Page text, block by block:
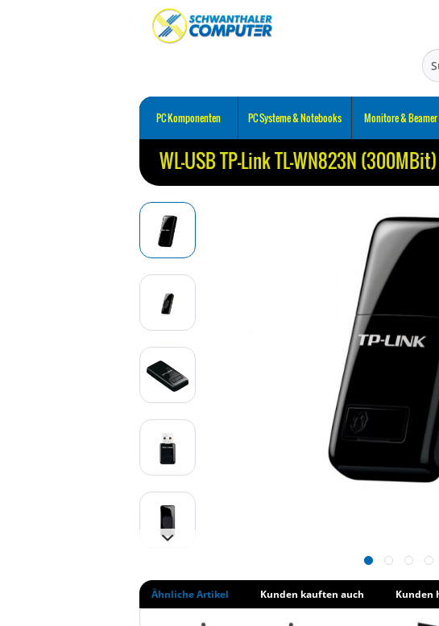
PC Komponenten PC Systeme & Notebooks Monitore & Beamer
WL-USB TP-Link TL-WN823N
Ähnliche Artikel Kunden kauften auch Kunden